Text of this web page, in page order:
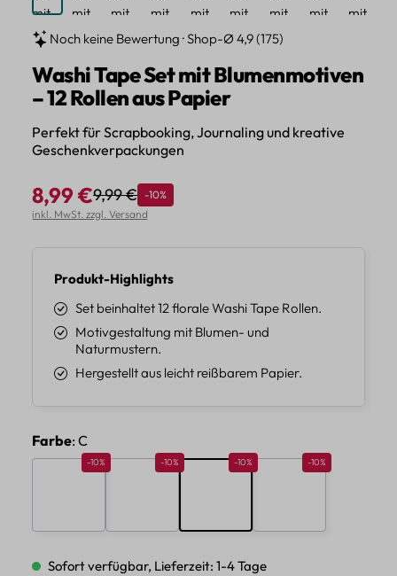
Noch keine Bewertung · Shop-Ø 4,9 (175)
Washi Tape Set mit Blumenmotiven
– 12 Rollen aus Papier
Perfekt für Scrapbooking, Journaling und kreative
Geschenkverpackungen
Verkaufspreis:
8,99 €Regulärer Preis:
9,99 € Rabatt
-10%
inkl. MwSt. zzgl. Versand
Produkt-Highlights
Set beinhaltet 12 florale Washi Tape Rollen.
Motivgestaltung mit Blumen- und
Naturmustern.
Hergestellt aus leicht reißbarem Papier.
Farbeauswählen
: C
Rabatt 10%
-10% Rabatt 10%
-10% Rabatt 10%
-10% Rabatt 10%
-10%
Sofort verfügbar, Lieferzeit: 1-4 Tage